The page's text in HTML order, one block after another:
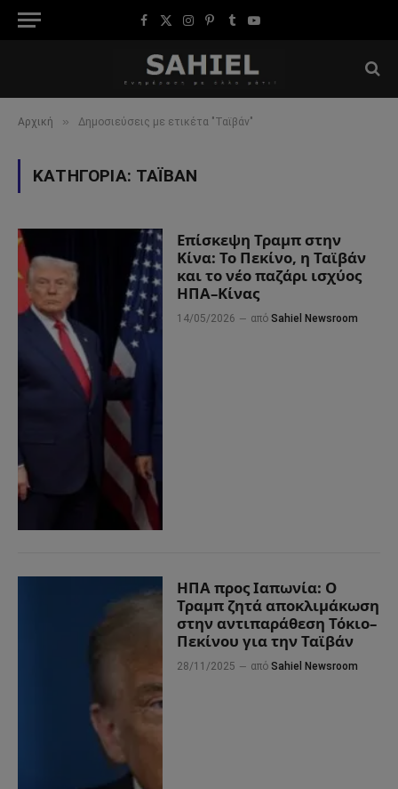
Facebook
X
Instagram
Pinterest
TumblrYouTube
Αρχική » Δημοσιεύσεις με ετικέτα "Ταϊβάν"
ΚΑΤΗΓΟΡΊΑ: ΤΑΪΒΆΝ
Επίσκεψη Τραμπ στην
Κίνα: Το Πεκίνο, η Ταϊβάν
και το νέο παζάρι ισχύος
ΗΠΑ–Κίνας
14/05/2026 από Sahiel Newsroom
ΗΠΑ προς Ιαπωνία: Ο
Τραμπ ζητά αποκλιμάκωση
στην αντιπαράθεση Τόκιο–
Πεκίνου για την Ταϊβάν
28/11/2025 από Sahiel Newsroom